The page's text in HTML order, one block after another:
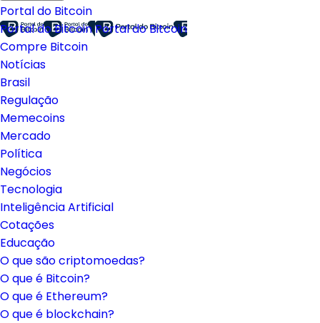
Portal do Bitcoin
Portal do BitcoinPortal do Bitcoin
Compre Bitcoin
Notícias
Brasil
Regulação
Memecoins
Mercado
Política
Negócios
Tecnologia
Inteligência Artificial
Cotações
Educação
O que são criptomoedas?
O que é Bitcoin?
O que é Ethereum?
O que é blockchain?